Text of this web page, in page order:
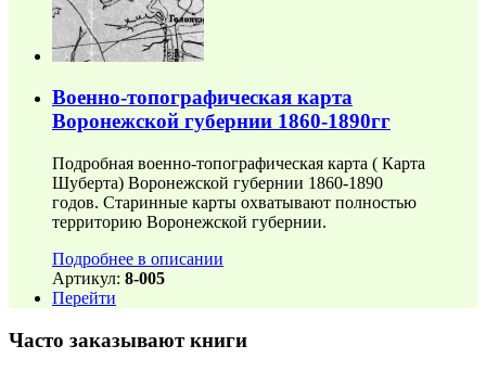
Военно-топографическая карта
Воронежской губернии 1860-1890гг
Подробная военно-топографическая карта ( Карта
Шуберта) Воронежской губернии 1860-1890
годов. Старинные карты охватывают полностью
территорию Воронежской губернии.
Подробнее в описании
Артикул: 8-005
Перейти
Часто заказывают книги